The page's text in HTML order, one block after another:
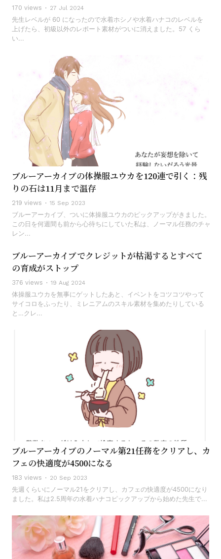
170 views 27 Jul 2024
先生レベルが 60 になったので水着ホシノや水着ハナコのレベルを
上げたら、初級以外のレポート素材がついに消えました。57 くら
い...
ブルーアーカイブの体操服ユウカを120連で引く：残
りの石は11月まで温存
219 views 15 Sep 2023
ブルーアーカイブ、ついに体操服ユウカのピックアップがきました。
この日を何週間も前から心待ちにしていた私は、ノーマル任務のチャ
レン...
ブルーアーカイブでクレジットが枯渇するとすべて
の育成がストップ
376 views 19 Aug 2024
体操服ユウカを無事にゲットしたあと、イベントをコツコツやって
サイコロをふったり、ミレニアムのスキル素材を集めたりしている
と…クレ...
ブルーアーカイブのノーマル第21任務をクリアし、カ
フェの快適度が4500になる
183 views 20 Sep 2023
先週くらいにノーマル21をクリアし、カフェの快適度が4500になり
ました。私は2.5周年の水着ハナコピックアップから始めた先生で...